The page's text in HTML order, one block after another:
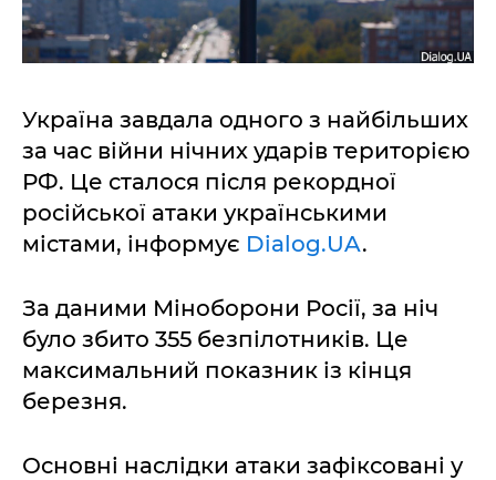
Україна завдала одного з найбільших
за час війни нічних ударів територією
РФ. Це сталося після рекордної
російської атаки українськими
містами, інформує Dialog.UA.
За даними Міноборони Росії, за ніч
було збито 355 безпілотників. Це
максимальний показник із кінця
березня.
Основні наслідки атаки зафіксовані у